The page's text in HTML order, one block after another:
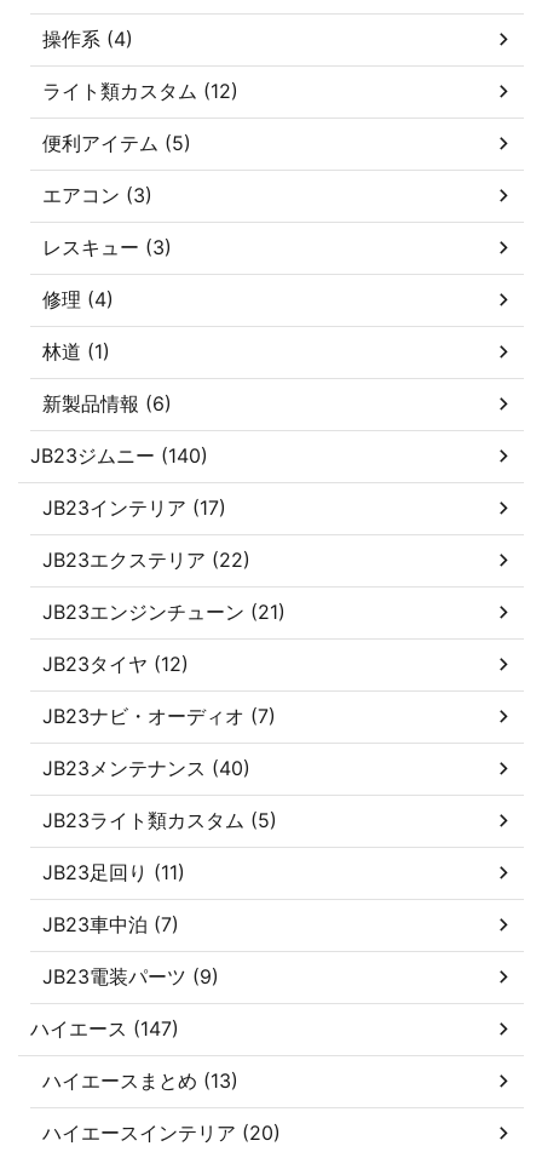
操作系 (4)
ライト類カスタム (12)
便利アイテム (5)
エアコン (3)
レスキュー (3)
修理 (4)
林道 (1)
新製品情報 (6)
JB23ジムニー (140)
JB23インテリア (17)
JB23エクステリア (22)
JB23エンジンチューン (21)
JB23タイヤ (12)
JB23ナビ・オーディオ (7)
JB23メンテナンス (40)
JB23ライト類カスタム (5)
JB23足回り (11)
JB23車中泊 (7)
JB23電装パーツ (9)
ハイエース (147)
ハイエースまとめ (13)
ハイエースインテリア (20)